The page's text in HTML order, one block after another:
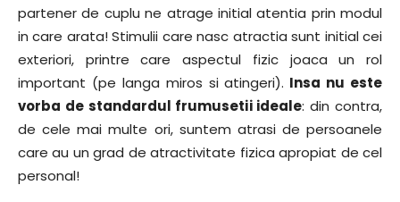
partener de cuplu ne atrage initial atentia prin modul
in care arata! Stimulii care nasc atractia sunt initial cei
exteriori, printre care aspectul fizic joaca un rol
important (pe langa miros si atingeri). Insa nu este
vorba de standardul frumusetii ideale: din contra,
de cele mai multe ori, suntem atrasi de persoanele
care au un grad de atractivitate fizica apropiat de cel
personal!